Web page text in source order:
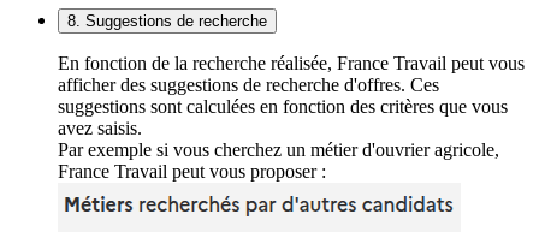
8. Suggestions de recherche
En fonction de la recherche réalisée, France Travail peut vous
afficher des suggestions de recherche d'offres. Ces
suggestions sont calculées en fonction des critères que vous
avez saisis.
Par exemple si vous cherchez un métier d'ouvrier agricole,
France Travail peut vous proposer :